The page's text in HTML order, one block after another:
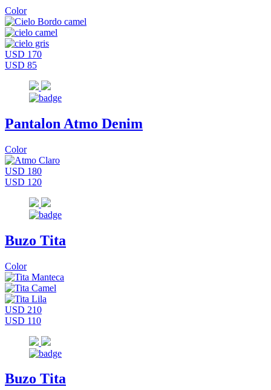
Color
USD 170
USD 85
Pantalon Atmo Denim
Color
USD 180
USD 120
Buzo Tita
Color
USD 210
USD 110
Buzo Tita